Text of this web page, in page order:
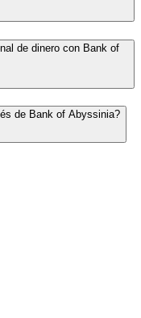
de dinero con Bank of
de Bank of Abyssinia?